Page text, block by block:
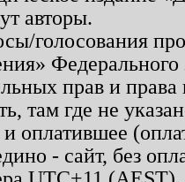
авторы.
голосования
прав и
там где не
и оплатившее
- сайт, без